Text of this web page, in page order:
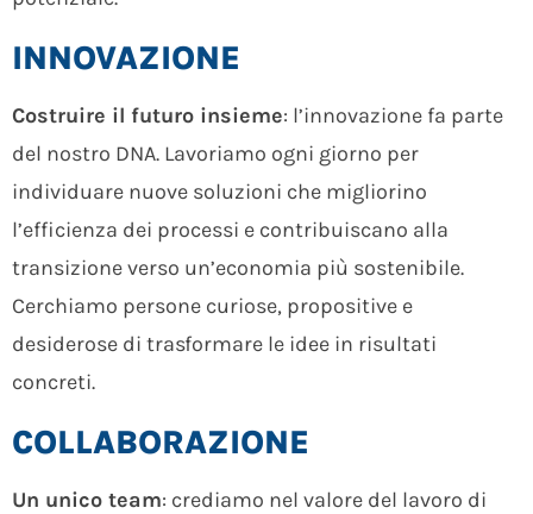
INNOVAZIONE
Costruire il futuro insieme: l’innovazione fa parte
del nostro DNA. Lavoriamo ogni giorno per
individuare nuove soluzioni che migliorino
l’efficienza dei processi e contribuiscano alla
transizione verso un’economia più sostenibile.
Cerchiamo persone curiose, propositive e
desiderose di trasformare le idee in risultati
concreti.
COLLABORAZIONE
Un unico team: crediamo nel valore del lavoro di